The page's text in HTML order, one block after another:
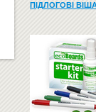
ПІДЛОГОВІ